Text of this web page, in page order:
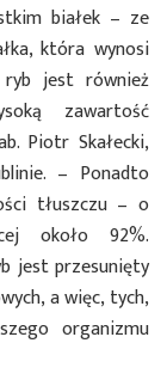
białek – ze
która wynosi
ryb jest również
zawartość
Piotr Skałecki,
– Ponadto
tłuszczu – o
około 92%.
jest przesunięty
a więc, tych,
organizmu